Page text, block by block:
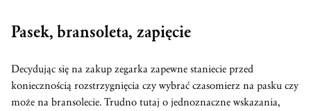
Pasek, bransoleta, zapięcie
Decydując się na zakup zegarka zapewne staniecie przed
koniecznością rozstrzygnięcia czy wybrać czasomierz na pasku czy
może na bransolecie. Trudno tutaj o jednoznaczne wskazania,